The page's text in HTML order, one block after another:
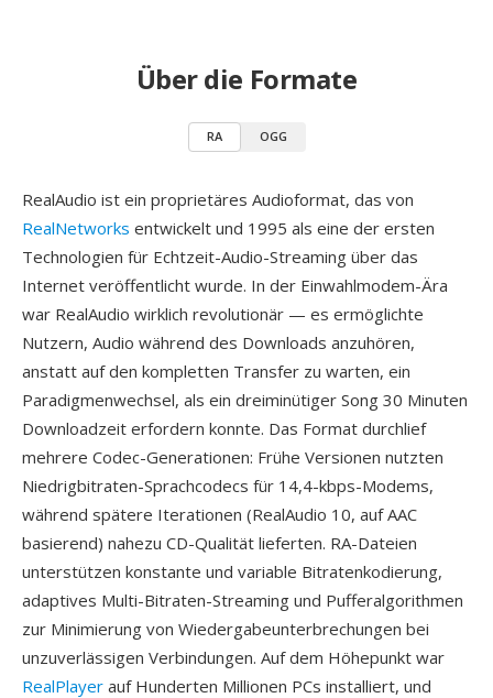
Über die Formate
RA OGG
RealAudio ist ein proprietäres Audioformat, das von
RealNetworks entwickelt und 1995 als eine der ersten
Technologien für Echtzeit-Audio-Streaming über das
Internet veröffentlicht wurde. In der Einwahlmodem-Ära
war RealAudio wirklich revolutionär — es ermöglichte
Nutzern, Audio während des Downloads anzuhören,
anstatt auf den kompletten Transfer zu warten, ein
Paradigmenwechsel, als ein dreiminütiger Song 30 Minuten
Downloadzeit erfordern konnte. Das Format durchlief
mehrere Codec-Generationen: Frühe Versionen nutzten
Niedrigbitraten-Sprachcodecs für 14,4-kbps-Modems,
während spätere Iterationen (RealAudio 10, auf AAC
basierend) nahezu CD-Qualität lieferten. RA-Dateien
unterstützen konstante und variable Bitratenkodierung,
adaptives Multi-Bitraten-Streaming und Pufferalgorithmen
zur Minimierung von Wiedergabeunterbrechungen bei
unzuverlässigen Verbindungen. Auf dem Höhepunkt war
RealPlayer auf Hunderten Millionen PCs installiert, und